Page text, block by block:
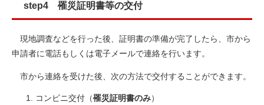
step4 罹災証明書等の交付
現地調査などを行った後、証明書の準備が完了したら、市から
申請者に電話もしくは電子メールで連絡を行います。
市から連絡を受けた後、次の方法で交付することができます。
コンビニ交付（罹災証明書のみ）